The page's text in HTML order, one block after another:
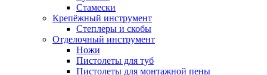
Стамески
Крепёжный инструмент
Степлеры и скобы
Отделочный инструмент
Ножи
Пистолеты для туб
Пистолеты для монтажной пены